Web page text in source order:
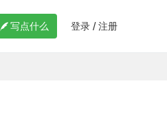
 写点什么 登录 / 注册